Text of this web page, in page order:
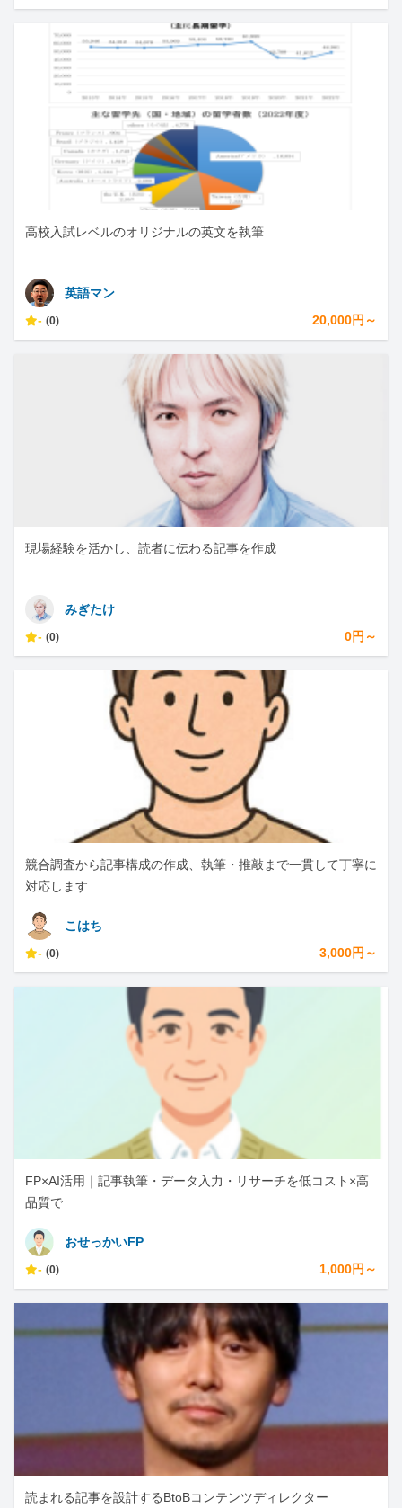
高校入試レベルのオリジナルの英文を執筆
英語マン
- (0) 20,000円～
現場経験を活かし、読者に伝わる記事を作成
みぎたけ
- (0) 0円～
競合調査から記事構成の作成、執筆・推敲まで一貫して丁寧に
対応します
こはち
- (0) 3,000円～
FP×AI活用｜記事執筆・データ入力・リサーチを低コスト×高
品質で
おせっかいFP
- (0) 1,000円～
読まれる記事を設計するBtoBコンテンツディレクター